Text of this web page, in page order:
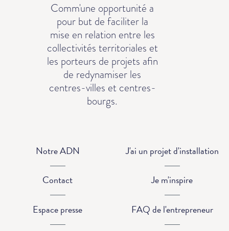
Comm'une opportunité a
pour but de faciliter la
mise en relation entre les
collectivités territoriales et
les porteurs de projets afin
de redynamiser les
centres-villes et centres-
bourgs.
Notre ADN
Contact
Espace presse
J'ai un projet d'installation
Je m'inspire
FAQ de l'entrepreneur